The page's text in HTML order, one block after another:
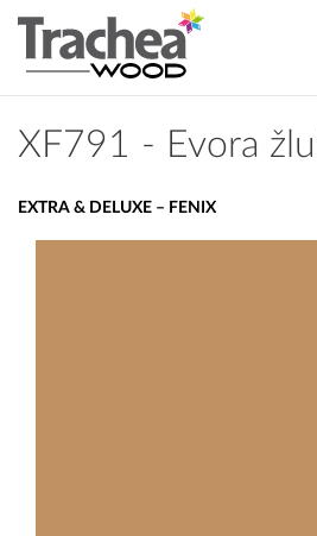
XF791 - Evora
EXTRA & DELUXE – FENIX